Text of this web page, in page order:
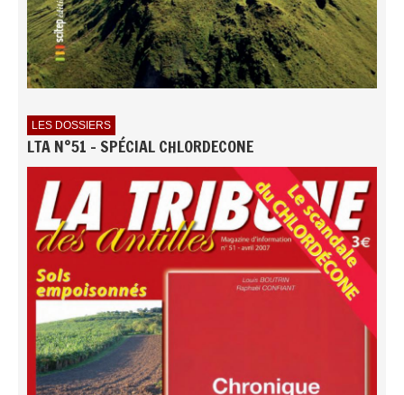
LES DOSSIERS
LTA N°51 - SPÉCIAL CHLORDECONE